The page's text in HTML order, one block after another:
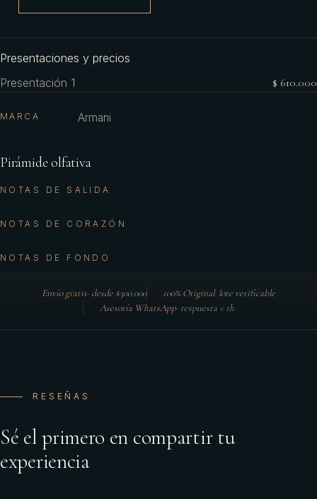
Presentaciones y precios
Presentación 1
$ 610.000
MARCA Armani
Pirámide olfativa
NOTAS DE SALIDA
NOTAS DE CORAZÓN
NOTAS DE FONDO
Envío gratis· desde $300.000 100% Original· lote verificable
Asesoría WhatsApp· respuesta < 1h
RESEÑAS
Sé el primero en compartir tu
experiencia